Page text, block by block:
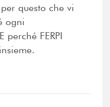
questo che vi
ogni
perché FERPI